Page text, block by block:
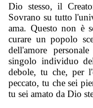
Dio stesso, il
Sovrano su tutto
ama. Questo non è
curare un popolo
dell'amore
singolo individuo
debole, tu che, per
peccato, tu che sei
tu sei amato da Dio